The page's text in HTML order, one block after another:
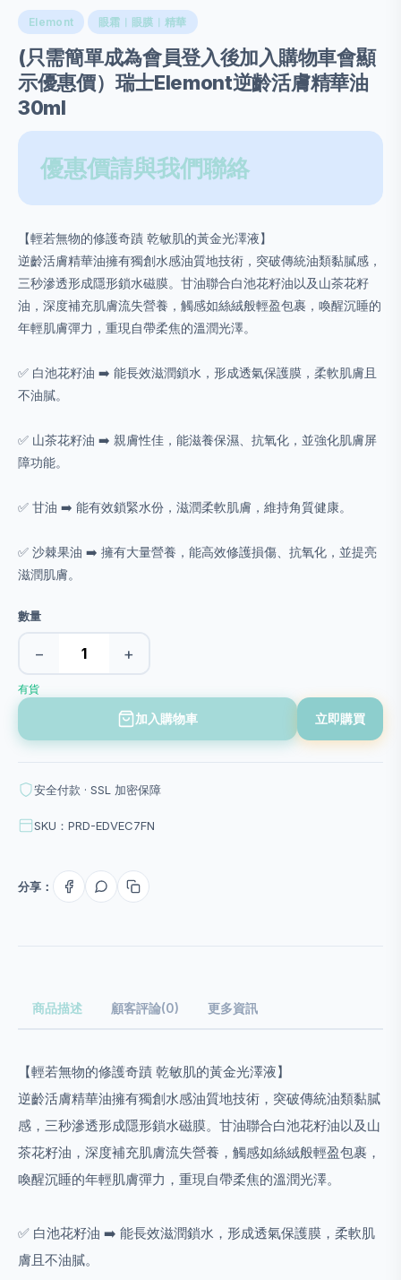
Elemont 眼霜︱眼膜︱精華
(只需簡單成為會員登入後加入購物車會顯
示優惠價）瑞士Elemont逆齡活膚精華油
30ml
優惠價請與我們聯絡
【輕若無物的修護奇蹟 乾敏肌的黃金光澤液】
逆齡活膚精華油擁有獨創水感油質地技術，突破傳統油類黏膩感，
三秒滲透形成隱形鎖水磁膜。甘油聯合白池花籽油以及山茶花籽
油，深度補充肌膚流失營養，觸感如絲絨般輕盈包裹，喚醒沉睡的
年輕肌膚彈力，重現自帶柔焦的溫潤光澤。
✅ 白池花籽油 ➡️ 能長效滋潤鎖水，形成透氣保護膜，柔軟肌膚且
不油膩。
✅ 山茶花籽油 ➡️ 親膚性佳，能滋養保濕、抗氧化，並強化肌膚屏
障功能。
✅ 甘油 ➡️ 能有效鎖緊水份，滋潤柔軟肌膚，維持角質健康。
✅ 沙棘果油 ➡️ 擁有大量營養，能高效修護損傷、抗氧化，並提亮
滋潤肌膚。
數量
− +
有貨
加入購物車 立即購買
安全付款 · SSL 加密保障
SKU：PRD-EDVEC7FN
分享：
商品描述 顧客評論(0) 更多資訊
【輕若無物的修護奇蹟 乾敏肌的黃金光澤液】
逆齡活膚精華油擁有獨創水感油質地技術，突破傳統油類黏膩
感，三秒滲透形成隱形鎖水磁膜。甘油聯合白池花籽油以及山
茶花籽油，深度補充肌膚流失營養，觸感如絲絨般輕盈包裹，
喚醒沉睡的年輕肌膚彈力，重現自帶柔焦的溫潤光澤。
✅ 白池花籽油 ➡️ 能長效滋潤鎖水，形成透氣保護膜，柔軟肌
膚且不油膩。